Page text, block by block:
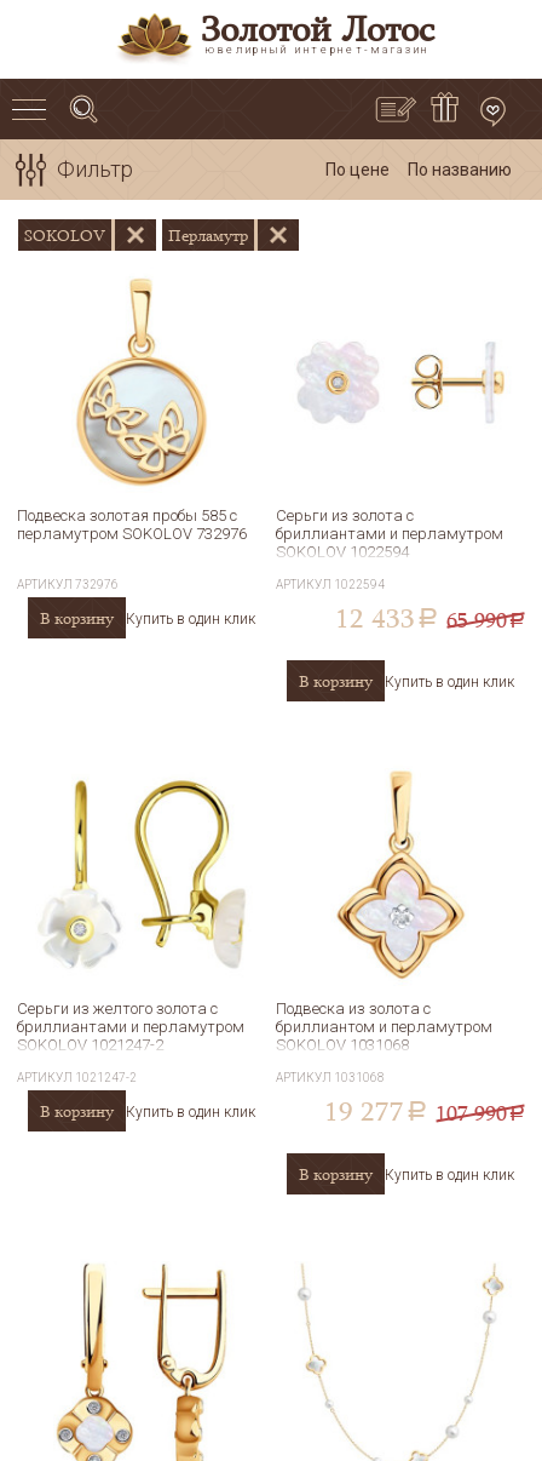
Золотой Лотос
ювелирный интернет-магазин
Фильтр По цене По названию
SOKOLOV Перламутр
Подвеска золотая пробы 585 с
перламутром SOKOLOV 732976
АРТИКУЛ 732976
В корзину Купить в один клик
Серьги из золота с
бриллиантами и перламутром
SOKOLOV 1022594
АРТИКУЛ 1022594
12 433 a 65 990a
В корзину Купить в один клик
Серьги из желтого золота с
бриллиантами и перламутром
SOKOLOV 1021247-2
АРТИКУЛ 1021247-2
В корзину Купить в один клик
Подвеска из золота с
бриллиантом и перламутром
SOKOLOV 1031068
АРТИКУЛ 1031068
19 277 a 107 990a
В корзину Купить в один клик